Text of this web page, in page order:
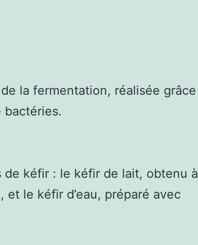
la fermentation, réalisée grâce
bactéries.
kéfir : le kéfir de lait, obtenu à
le kéfir d’eau, préparé avec